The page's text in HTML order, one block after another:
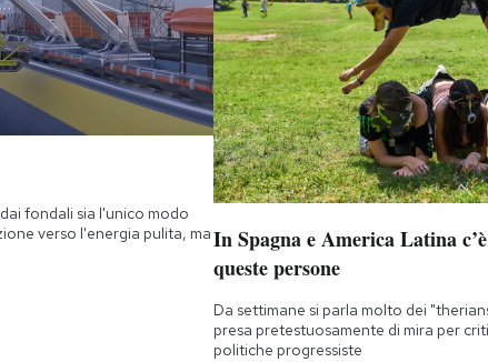
fondali sia l'unico modo
verso l'energia pulita, maIn Spagna e America Latina
queste persone
Da settimane si parla molto dei
presa pretestuosamente di mira per
politiche progressiste